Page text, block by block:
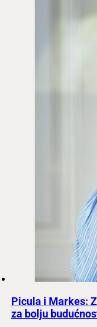
Picula i Markes:
za bolju